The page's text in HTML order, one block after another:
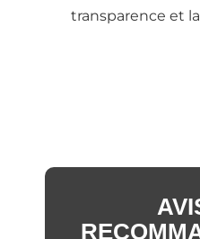
transparence et